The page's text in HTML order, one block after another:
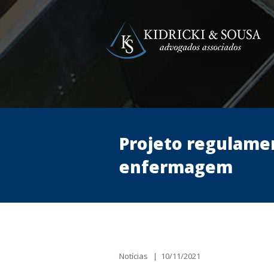
Projeto
enfermagem
Notícias | 10/11/2021